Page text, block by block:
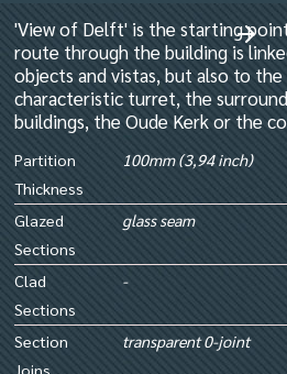
'View of Delft' is the starting
route through the building is
objects and vistas, but also to
characteristic turret, the
buildings, the Oude Kerk or the
Partition
Thickness
100mm (3,94 inch)
Glazed
Sections
glass seam
Clad
Sections
-
Section
Joins
transparent 0-joint